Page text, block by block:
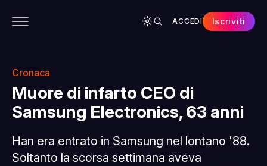
ACCEDI Iscriviti
Cronaca
Muore di infarto CEO di
Samsung Electronics, 63 anni
Han era entrato in Samsung nel lontano '88.
Soltanto la scorsa settimana aveva